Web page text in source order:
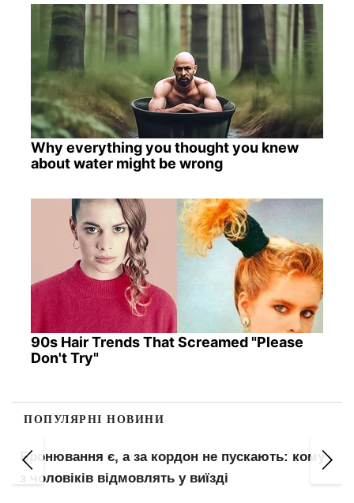
Why everything you thought you knew
about water might be wrong
90s Hair Trends That Screamed "Please
Don't Try"
ПОПУЛЯРНІ НОВИНИ
Штраф до 100 000 грн за заміну газового
обладнання: що перевіряють газовики